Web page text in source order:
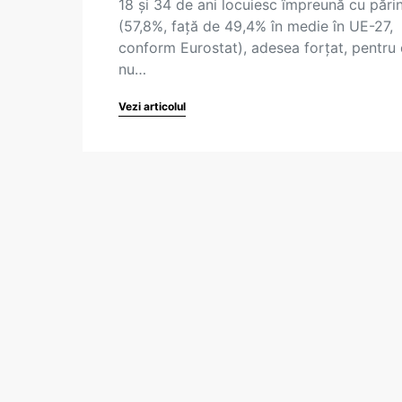
18 și 34 de ani locuiesc împreună cu
(57,8%, față de 49,4% în medie în UE-27,
conform Eurostat), adesea forțat, pentru
nu…
Vezi articolul